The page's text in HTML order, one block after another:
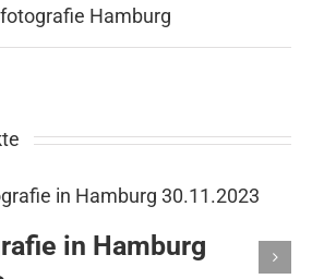
Hamburg
in Hamburg